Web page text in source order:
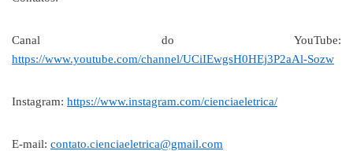
Canal do YouTube:
https://www.youtube.com/channel/UCiIEwgsH0HEj3P2aAl-Sozw
Instagram: https://www.instagram.com/cienciaeletrica/
E-mail: contato.cienciaeletrica@gmail.com